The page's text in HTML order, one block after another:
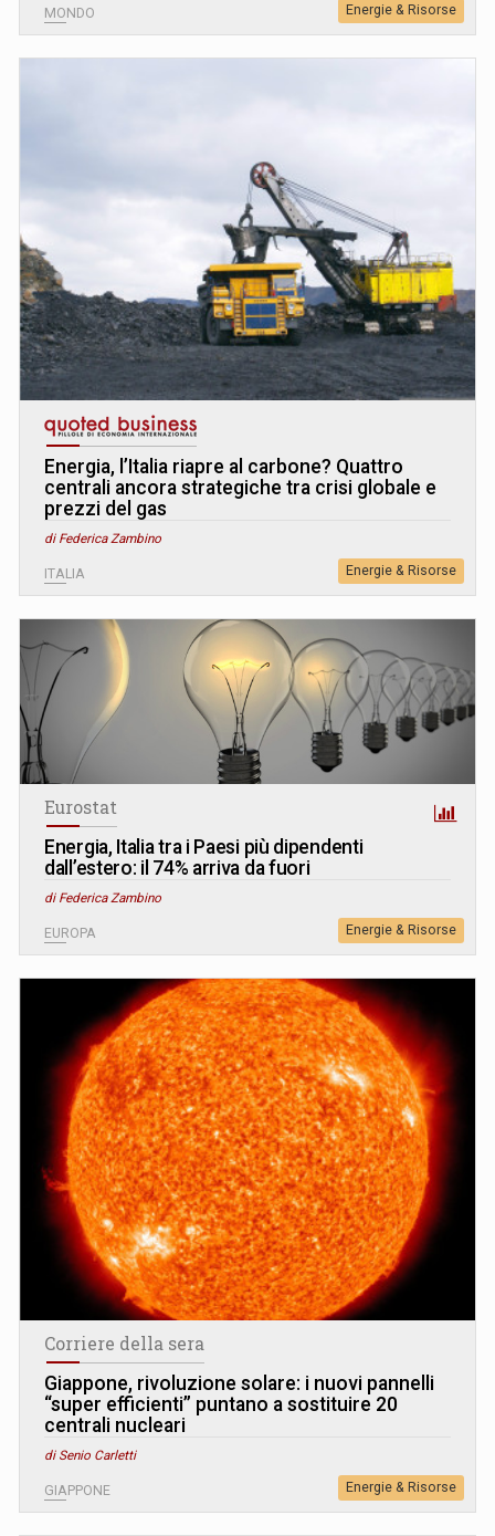
MONDO Energie & Risorse
Energia, l’Italia riapre al carbone? Quattro
centrali ancora strategiche tra crisi globale e
prezzi del gas
di Federica Zambino
ITALIA Energie & Risorse
Eurostat
Energia, Italia tra i Paesi più dipendenti
dall’estero: il 74% arriva da fuori
di Federica Zambino
EUROPA Energie & Risorse
Corriere della sera
Giappone, rivoluzione solare: i nuovi pannelli
“super efficienti” puntano a sostituire 20
centrali nucleari
di Senio Carletti
GIAPPONE Energie & Risorse